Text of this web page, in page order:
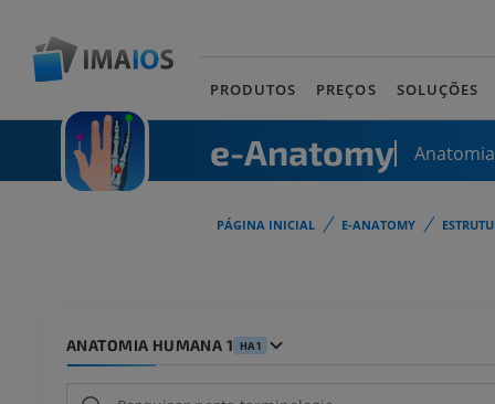
PRODUTOS PREÇOS SOLUÇÕES
e-Anatomy
PÁGINA INICIAL E-ANATOMY
ANATOMIA HUMANA 1 HA1